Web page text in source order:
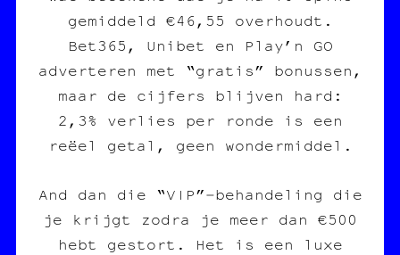
gemiddeld €46,55 overhoudt.
Bet365, Unibet en Play’n GO
adverteren met “gratis” bonussen,
maar de cijfers blijven hard:
2,3% verlies per ronde is een
reëel getal, geen wondermiddel.
And dan die “VIP”‑behandeling die
je krijgt zodra je meer dan €500
hebt gestort. Het is een luxe